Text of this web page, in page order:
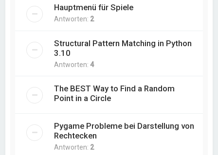
Hauptmenü für Spiele
Antworten: 2
Structural Pattern Matching in Python
3.10
Antworten:4
The BEST Way to Find a Random
Point in a Circle
Pygame Probleme bei Darstellung von
Rechtecken
Antworten: 2